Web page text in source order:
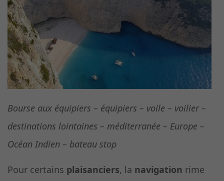
Bourse aux équipiers – équipiers – voile – voilier –
destinations lointaines – méditerranée – Europe –
Océan Indien – bateau stop
Pour certains plaisanciers, la navigation rime